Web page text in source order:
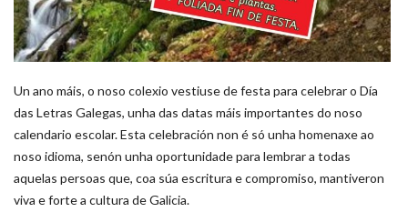
Un ano máis, o noso colexio vestiuse de festa para celebrar o Día
das Letras Galegas, unha das datas máis importantes do noso
calendario escolar. Esta celebración non é só unha homenaxe ao
noso idioma, senón unha oportunidade para lembrar a todas
aquelas persoas que, coa súa escritura e compromiso, mantiveron
viva e forte a cultura de Galicia.